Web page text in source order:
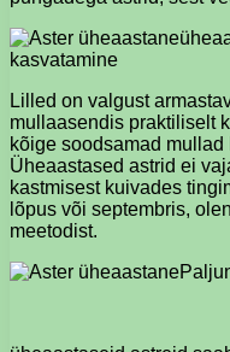
kasvatamine
Lilled on valgust
mullaasendis praktiliselt
kõige soodsamad
Üheaastased astrid ei
kastmisest kuivades
lõpus või septembris,
meetodist.